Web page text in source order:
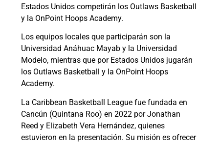
Estados Unidos competirán los Outlaws Basketball
y la OnPoint Hoops Academy.
Los equipos locales que participarán son la
Universidad Anáhuac Mayab y la Universidad
Modelo, mientras que por Estados Unidos jugarán
los Outlaws Basketball y la OnPoint Hoops
Academy.
La Caribbean Basketball League fue fundada en
Cancún (Quintana Roo) en 2022 por Jonathan
Reed y Elizabeth Vera Hernández, quienes
estuvieron en la presentación. Su misión es ofrecer